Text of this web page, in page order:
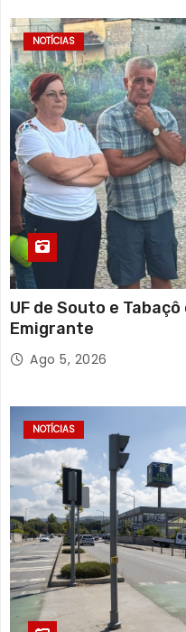
NOTÍCIAS
UF de Souto e
Emigrante
Ago 5, 2026
NOTÍCIAS